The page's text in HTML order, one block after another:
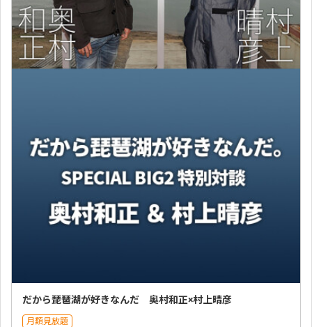
だから琵琶湖が好きなんだ 奥村和正×村上晴彦
月額見放題